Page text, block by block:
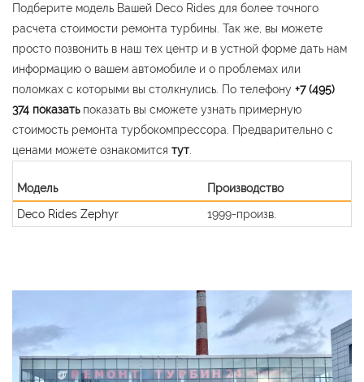
Подберите модель Вашей Deco Rides для более точного
расчета стоимости ремонта турбины. Так же, вы можете
просто позвонить в наш тех центр и в устной форме дать нам
информацию о вашем автомобиле и о проблемах или
поломках с которыми вы столкнулись. По телефону +7 (495)
374 показать показать вы сможете узнать примерную
стоимость ремонта турбокомпрессора. Предварительно с
ценами можете ознакомится тут
Модель
Производство
Deco Rides Zephyr
1999-произв.